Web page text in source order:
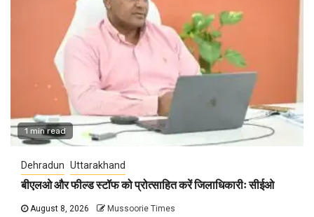
1 min read
Dehradun Uttarakhand
बीएलओ और फील्ड स्टॉफ को प्रोत्साहित करें जिलाधिकारीः सीईओ
August 8, 2026 Mussoorie Times